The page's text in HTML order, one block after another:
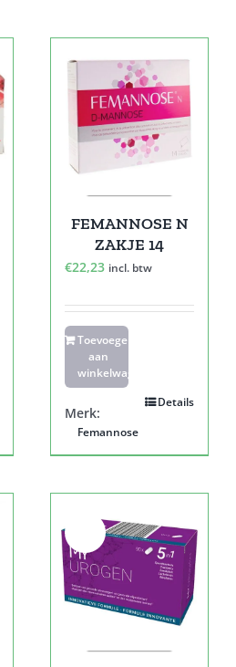
FEMANNOSE N
ZAKJE 14
€22,23 incl. btw
Toevoegen
aan
winkelwagen
Details
Merk:
Femannose